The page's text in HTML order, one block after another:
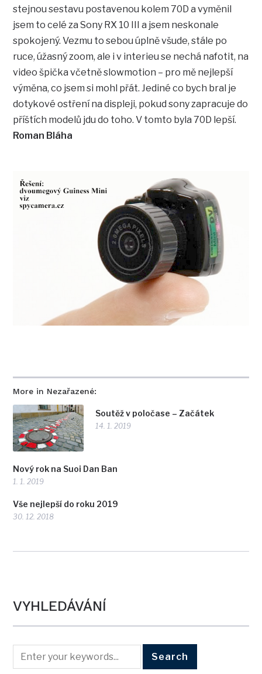
More in Nezařazené:
Soutěž v poločase – Začátek
14. 1. 2019
Nový rok na Suoi Dan Ban
1. 1. 2019
Vše nejlepší do roku 2019
30. 12. 2018
stejnou sestavu postavenou kolem 70D a vyměnil
jsem to celé za Sony RX 10 III a jsem neskonale
spokojený. Vezmu to sebou úplně všude, stále po
ruce, úžasný zoom, ale i v interieu se nechá nafotit, na
video špička včetně slowmotion – pro mě nejlepší
výměna, co jsem si mohl přát. Jediné co bych bral je
dotykové ostření na displeji, pokud sony zapracuje do
příštích modelů jdu do toho. V tomto byla 70D lepší.
Roman Bláha
VYHLEDÁVÁNÍ